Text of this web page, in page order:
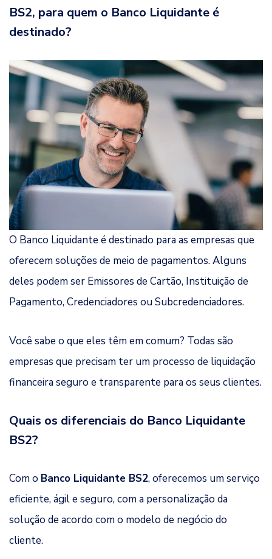
BS2, para quem o Banco Liquidante é
destinado?
O Banco Liquidante é destinado para as empresas que
oferecem soluções de meio de pagamentos. Alguns
deles podem ser Emissores de Cartão, Instituição de
Pagamento, Credenciadores ou Subcredenciadores.
Você sabe o que eles têm em comum? Todas são
empresas que precisam ter um processo de liquidação
financeira seguro e transparente para os seus clientes.
Quais os diferenciais do Banco Liquidante
BS2?
Com o Banco Liquidante BS2, oferecemos um serviço
eficiente, ágil e seguro, com a personalização da
solução de acordo com o modelo de negócio do
cliente.